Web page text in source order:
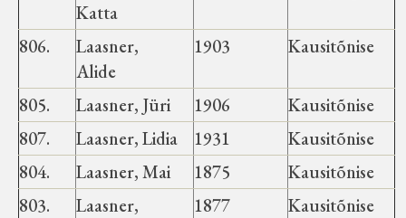
Koduleht on teoks saanud tänu Sillaotsa
Muuseumisõprade Seltsingu, Kohaliku
Omaalgatuse Programmi ja Märjamaa
Vallavalitsuse abile.
Katta
806.
Laasner,
Alide
1903 Kausitõnise
805. Laasner, Jüri 1906
Kausitõnise
807.
Laasner, Lidia 1931
Kausitõnise
804.
Laasner, Mai 1875
Kausitõnise
803.
Laasner,
1877 Kausitõnise